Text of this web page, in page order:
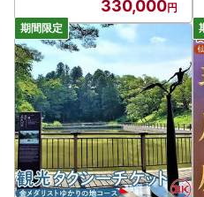
330,000